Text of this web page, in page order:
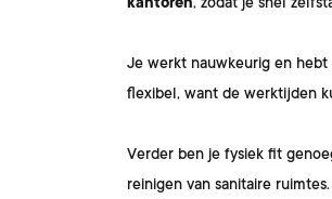
Je werkt nauwkeurig en
flexibel, want de werktijden
Verder ben je fysiek fit
reinigen van sanitaire